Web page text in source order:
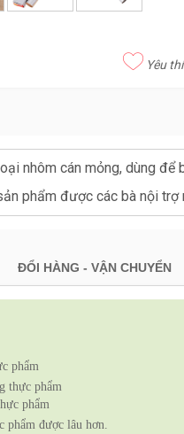
Yêu
nhôm cán mỏng, dùng
phẩm được các bà nội trợ
ĐỔI HÀNG - VẬN CHUYỂN
phẩm
thực phẩm
phẩm
phẩm được lâu hơn.